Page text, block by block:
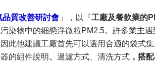
品質改善研討會 」，以『工廠及餐飲業的
染物中的細懸浮微粒PM2.5。許多業主
此他建議工廠首先可以選用合適的袋式
的組件說明、 過濾方式、清洗方式 ，搭配